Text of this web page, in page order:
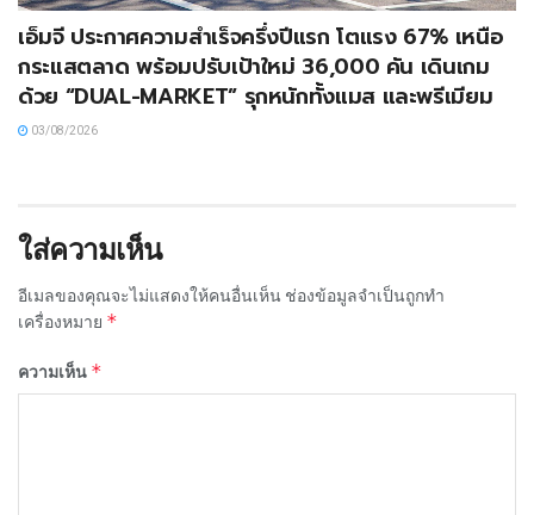
เอ็มจี ประกาศความสำเร็จครึ่งปีแรก โตแรง 67% เหนือ
กระแสตลาด พร้อมปรับเป้าใหม่ 36,000 คัน เดินเกม
ด้วย “DUAL-MARKET” รุกหนักทั้งแมส และพรีเมียม
03/08/2026
ใส่ความเห็น
อีเมลของคุณจะไม่แสดงให้คนอื่นเห็น ช่องข้อมูลจำเป็นถูกทำ
เครื่องหมาย *
ความเห็น *